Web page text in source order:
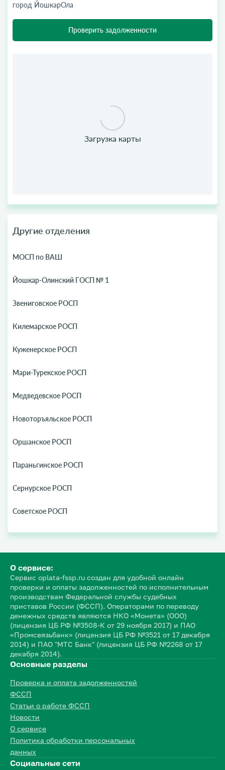
город ЙошкарОла
Проверить задолженности
Другие отделения
МОСП по ВАШ
Йошкар-Олинский ГОСП № 1
Звениговское РОСП
Килемарское РОСП
Куженерское РОСП
Мари-Турекское РОСП
Медведевское РОСП
Новоторъяльское РОСП
Оршанское РОСП
Параньгинское РОСП
Сернурское РОСП
Советское РОСП
О сервисе:
Сервис oplata-fssp.ru создан для удобной онлайн
проверки и оплаты задолженностей по исполнительным
производствам Федеральной службы судебных
приставов России (ФССП). Операторами по переводу
денежных средств являются НКО «Монета» (ООО)
(лицензия ЦБ РФ №3508-К от 29 ноября 2017) и ПАО
«Промсвязьбанк» (лицензия ЦБ РФ №3521 от 17 декабря
2014) и ПАО "МТС Банк" (лицензия ЦБ РФ №2268 от 17
декабря 2014).
Основные разделы
Проверка и оплата задолженностей
ФССП
Статьи о работе ФССП
Новости
О сервисе
Политика обработки персональных
данных
Социальные сети